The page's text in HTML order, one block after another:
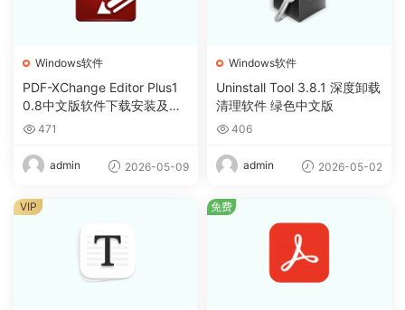
Windows软件
PDF-XChange Editor Plus1
0.8中文版软件下载安装及注
册激活教程
471
admin 2026-05-09
Windows软件
Uninstall Tool 3.8.1 深度卸载
清理软件 绿色中文版
406
admin 2026-05-02
VIP 免费